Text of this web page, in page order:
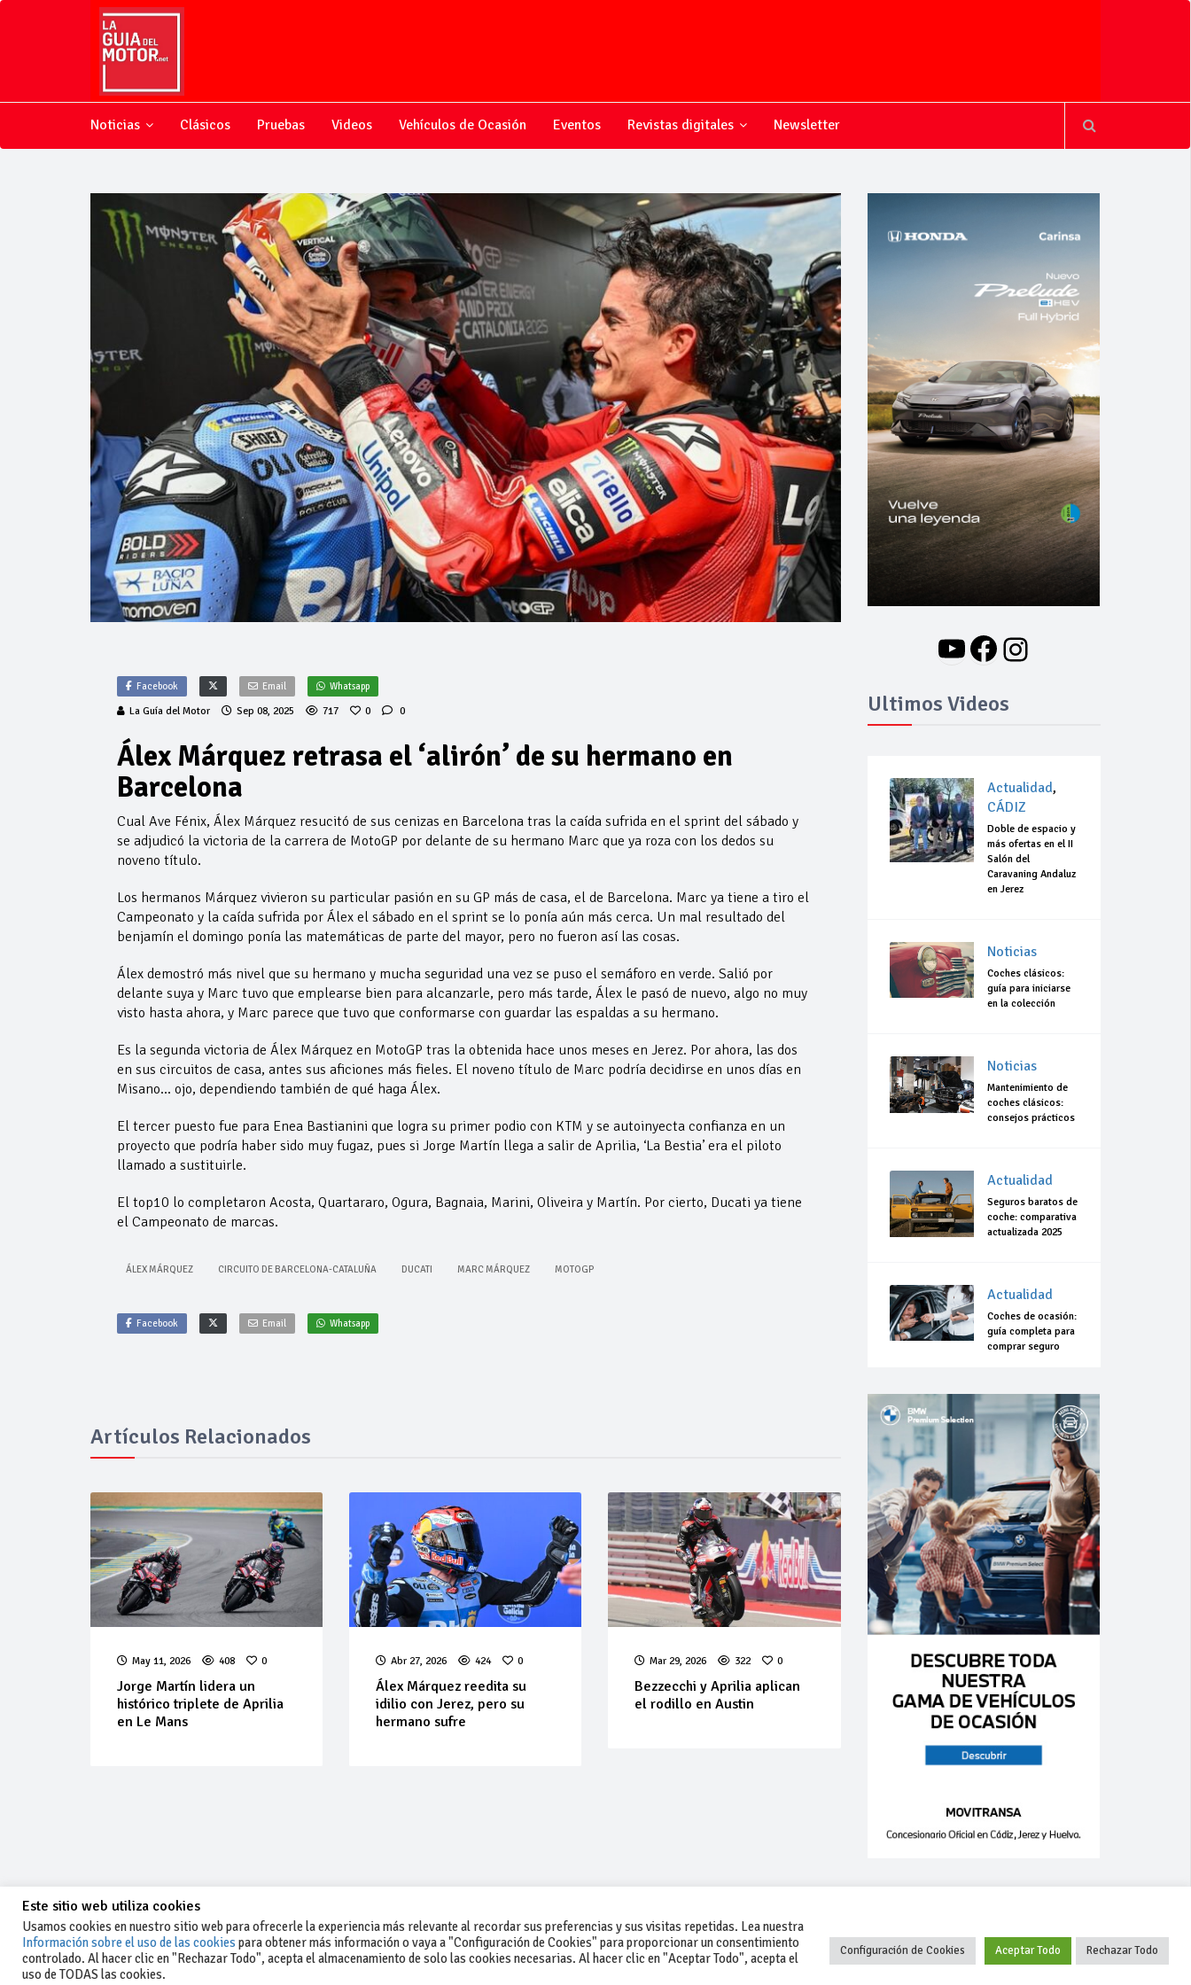
Noticias Clásicos Pruebas Videos Vehículos de Ocasión Eventos Revistas digitales Newsletter
Facebook Email Whatsapp
La Guía del Motor Sep 08, 2025 717 0 0
Álex Márquez retrasa el ‘alirón’ de su hermano en
Barcelona
Cual Ave Fénix, Álex Márquez resucitó de sus cenizas en Barcelona tras la caída sufrida en el sprint del sábado y
se adjudicó la victoria de la carrera de MotoGP por delante de su hermano Marc que ya roza con los dedos su
noveno título.
Los hermanos Márquez vivieron su particular pasión en su GP más de casa, el de Barcelona. Marc ya tiene a tiro el
Campeonato y la caída sufrida por Álex el sábado en el sprint se lo ponía aún más cerca. Un mal resultado del
benjamín el domingo ponía las matemáticas de parte del mayor, pero no fueron así las cosas.
Álex demostró más nivel que su hermano y mucha seguridad una vez se puso el semáforo en verde. Salió por
delante suya y Marc tuvo que emplearse bien para alcanzarle, pero más tarde, Álex le pasó de nuevo, algo no muy
visto hasta ahora, y Marc parece que tuvo que conformarse con guardar las espaldas a su hermano.
Es la segunda victoria de Álex Márquez en MotoGP tras la obtenida hace unos meses en Jerez. Por ahora, las dos
en sus circuitos de casa, antes sus aficiones más fieles. El noveno título de Marc podría decidirse en unos días en
Misano… ojo, dependiendo también de qué haga Álex.
El tercer puesto fue para Enea Bastianini que logra su primer podio con KTM y se autoinyecta confianza en un
proyecto que podría haber sido muy fugaz, pues si Jorge Martín llega a salir de Aprilia, ‘La Bestia’ era el piloto
llamado a sustituirle.
El top10 lo completaron Acosta, Quartararo, Ogura, Bagnaia, Marini, Oliveira y Martín. Por cierto, Ducati ya tiene
el Campeonato de marcas.
ÁLEX MÁRQUEZ CIRCUITO DE BARCELONA-CATALUÑA DUCATI MARC MÁRQUEZ MOTOGP
Facebook Email Whatsapp
Artículos Relacionados
May 11, 2026 408 0
Jorge Martín lidera un
histórico triplete de Aprilia
en Le Mans
Abr 27, 2026 424 0
Álex Márquez reedita su
idilio con Jerez, pero su
hermano sufre
Mar 29, 2026 322 0
Bezzecchi y Aprilia aplican
el rodillo en Austin
YouTube
Facebook
Instagram
Ultimos Videos
Actualidad,
CÁDIZ
Doble de espacio y
más ofertas en el II
Salón del
Caravaning Andaluz
en Jerez
Noticias
Coches clásicos:
guía para iniciarse
en la colección
Noticias
Mantenimiento de
coches clásicos:
consejos prácticos
Actualidad
Seguros baratos de
coche: comparativa
actualizada 2025
Actualidad
Coches de ocasión:
guía completa para
comprar seguro
-Aviso legal y condiciones generales
-Contacto
+34 627 35 00 36
Este sitio web utiliza cookies
Usamos cookies en nuestro sitio web para ofrecerle la experiencia más relevante al recordar sus preferencias y sus visitas repetidas. Lea nuestra
Información sobre el uso de las cookies para obtener más información o vaya a "Configuración de Cookies" para proporcionar un consentimiento
controlado. Al hacer clic en "Rechazar Todo", acepta el almacenamiento de solo las cookies necesarias. Al hacer clic en "Aceptar Todo", acepta el
uso de TODAS las cookies.
Configuración de Cookies Aceptar Todo Rechazar Todo